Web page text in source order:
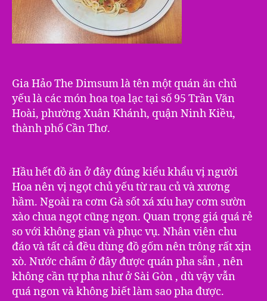
Gia Hảo The Dimsum là tên một quán ăn chủ
yếu là các món hoa tọa lạc tại số 95 Trần Văn
Hoài, phường Xuân Khánh, quận Ninh Kiều,
thành phố Cần Thơ.
Hầu hết đồ ăn ở đây đúng kiểu khẩu vị người
Hoa nên vị ngọt chủ yếu từ rau củ và xương
hầm. Ngoài ra cơm Gà sốt xá xíu hay cơm sườn
xào chua ngọt cũng ngon. Quan trọng giá quá rẻ
so với không gian và phục vụ. Nhân viên chu
đáo và tất cả đều dùng đồ gốm nên trông rất xịn
xò. Nước chấm ở đây được quán pha sẵn , nên
không cần tự pha như ở Sài Gòn , dù vậy vẫn
quá ngon và không biết làm sao pha được.